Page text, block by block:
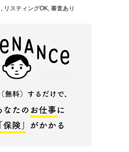
, リスティングOK, 審査あり